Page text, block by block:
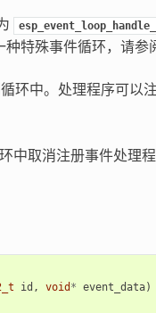
特殊事件循环，请参
环中。处理程序可以
中取消注册事件处理程
id , void * event_data)